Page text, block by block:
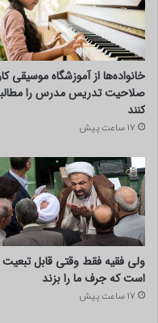
خانواده‌ها از آموزشگاه موسیقی
صلاحیت تدریس مدرس را
کنند
17 ساعت پیش
ولی فقیه فقط وقتی قابل تبعیت
است که جرف ما را بزند
17 ساعت پیش